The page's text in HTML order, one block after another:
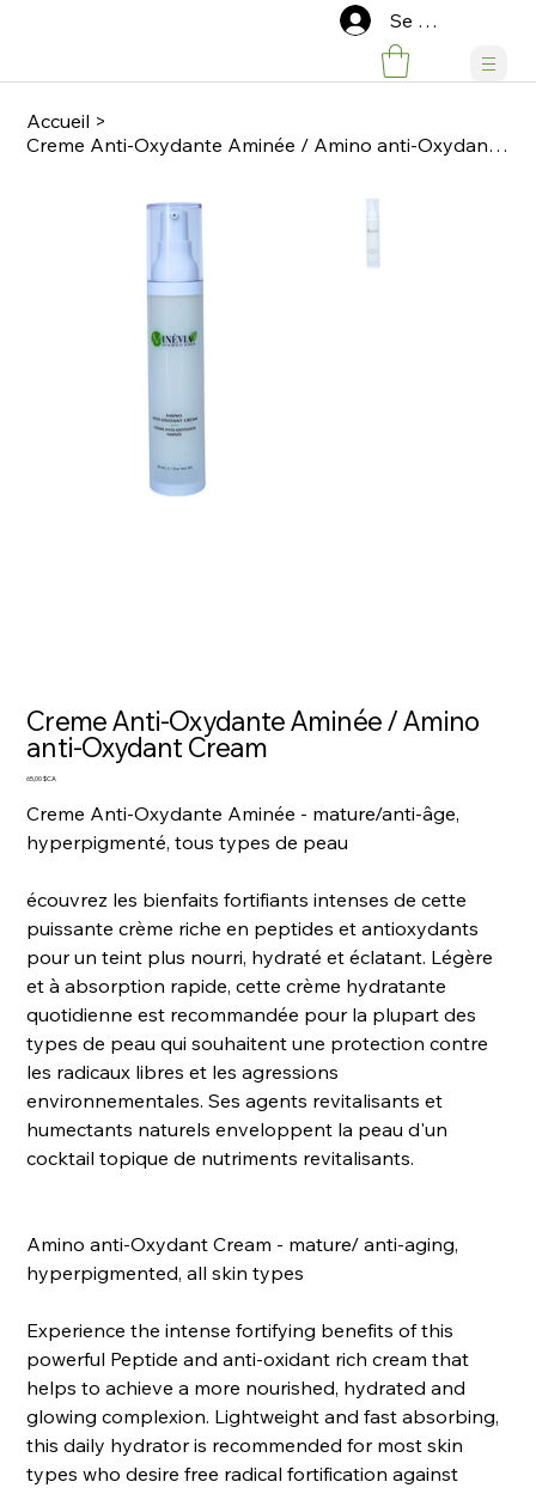
Se connecter
Accueil >
Creme Anti-Oxydante Aminée / Amino anti-Oxydant Cream
Creme Anti-Oxydante Aminée / Amino
anti-Oxydant Cream
Prix
65,00 $CA
Creme Anti-Oxydante Aminée - mature/anti-âge,
hyperpigmenté, tous types de peau
écouvrez les bienfaits fortifiants intenses de cette
puissante crème riche en peptides et antioxydants
pour un teint plus nourri, hydraté et éclatant. Légère
et à absorption rapide, cette crème hydratante
quotidienne est recommandée pour la plupart des
types de peau qui souhaitent une protection contre
les radicaux libres et les agressions
environnementales. Ses agents revitalisants et
humectants naturels enveloppent la peau d'un
cocktail topique de nutriments revitalisants.
Amino anti-Oxydant Cream - mature/ anti-aging,
hyperpigmented, all skin types
Experience the intense fortifying benefits of this
powerful Peptide and anti-oxidant rich cream that
helps to achieve a more nourished, hydrated and
glowing complexion. Lightweight and fast absorbing,
this daily hydrator is recommended for most skin
types who desire free radical fortification against